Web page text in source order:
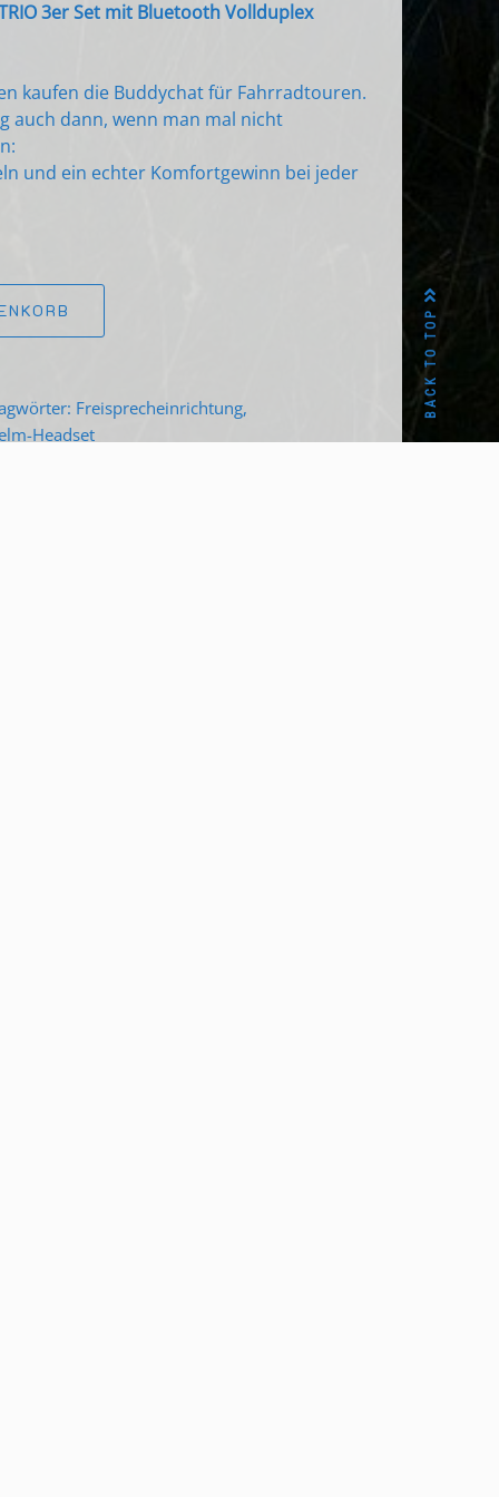
3er Set mit Bluetooth Vollduplex
kaufen die Buddychat für Fahrradtouren.
auch dann, wenn man mal nicht
und ein echter Komfortgewinn bei jeder
Freisprecheinrichtung,
Headset
BACK TO TOP